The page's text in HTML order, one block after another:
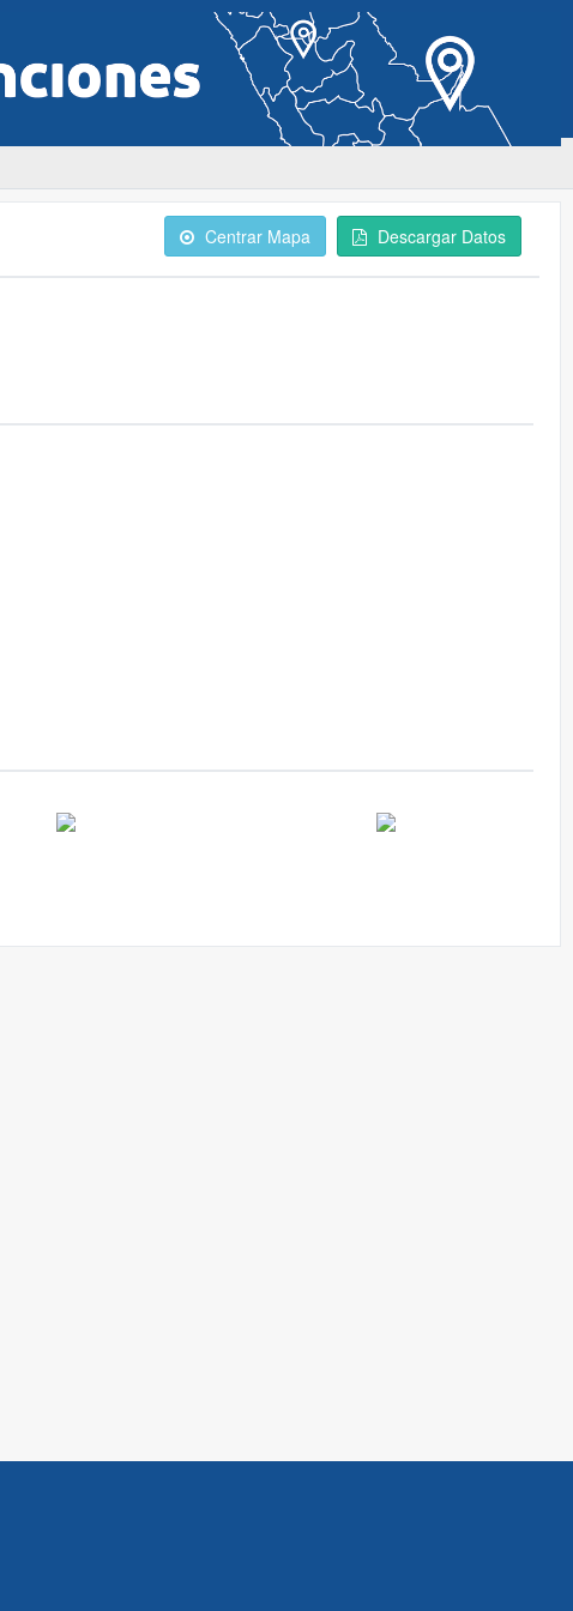
Centrar Mapa Descargar Datos